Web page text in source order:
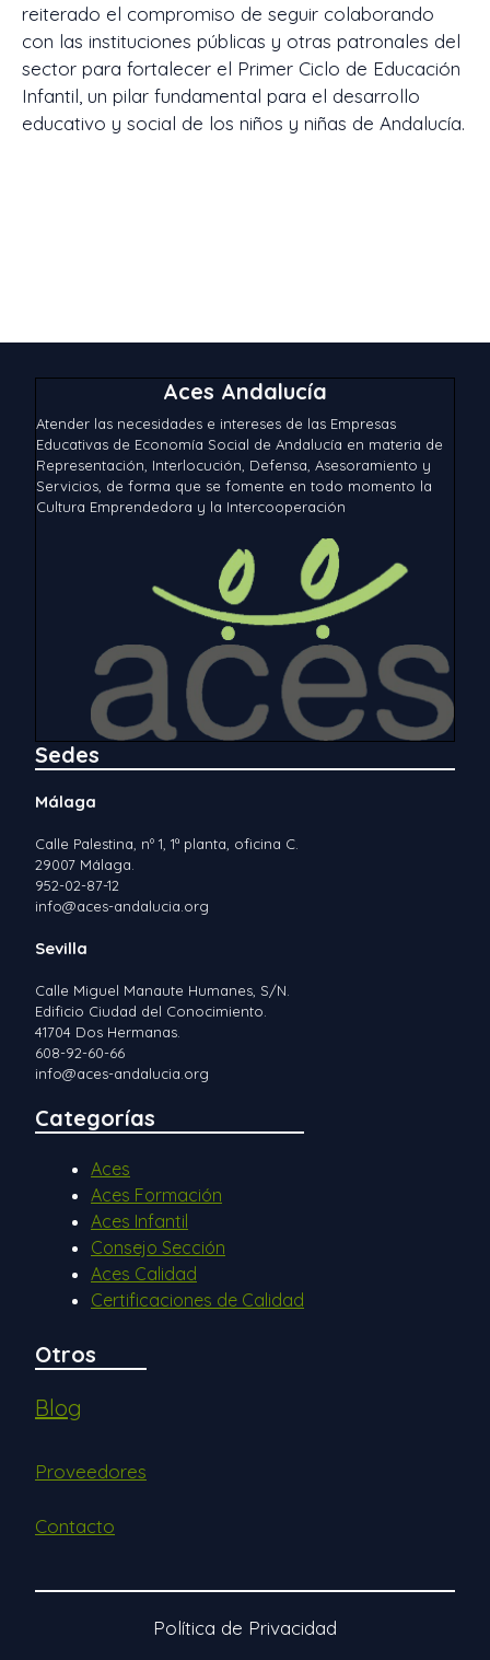
reiterado el compromiso de seguir colaborando
con las instituciones públicas y otras patronales del
sector para fortalecer el Primer Ciclo de Educación
Infantil, un pilar fundamental para el desarrollo
educativo y social de los niños y niñas de Andalucía.
Aces Andalucía
Atender las necesidades e intereses de las Empresas
Educativas de Economía Social de Andalucía en materia de
Representación, Interlocución, Defensa, Asesoramiento y
Servicios, de forma que se fomente en todo momento la
Cultura Emprendedora y la Intercooperación
Sedes
Málaga
Calle Palestina, nº 1, 1ª planta, oficina C.
29007 Málaga.
952-02-87-12
info@aces-andalucia.org
Sevilla
Calle Miguel Manaute Humanes, S/N.
Edificio Ciudad del Conocimiento.
41704 Dos Hermanas.
608-92-60-66
info@aces-andalucia.org
Categorías
Aces
Aces Formación
Aces Infantil
Consejo Sección
Aces Calidad
Certificaciones de Calidad
Otros
Blog
Proveedores
Contacto
Política de Privacidad